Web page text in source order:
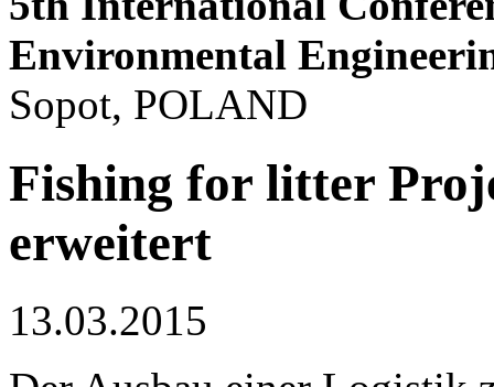
Environmental
Sopot, POLAND
Fishing for litter
erweitert
13.03.2015